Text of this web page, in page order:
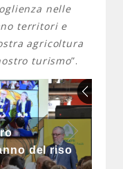
nelle
territori e
agricoltura
turismo”.
del riso